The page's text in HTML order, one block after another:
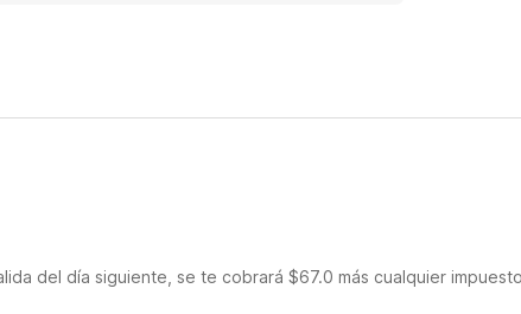
del día siguiente, se te cobrará $67.0 más cualquier